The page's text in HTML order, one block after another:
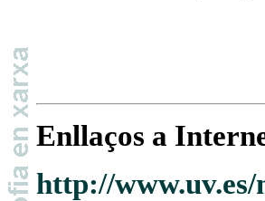
Enllaços a
http://